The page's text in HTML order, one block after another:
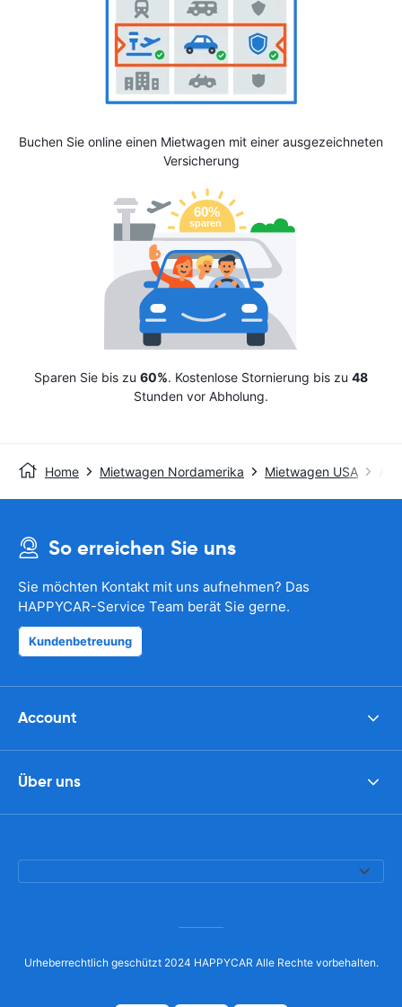
Buchen Sie online einen Mietwagen mit einer ausgezeichneten
Versicherung
Sparen Sie bis zu 60%. Kostenlose Stornierung bis zu 48
Stunden vor Abholung.
Home Mietwagen Nordamerika Mietwagen USA
So erreichen Sie uns
Sie möchten Kontakt mit uns aufnehmen? Das
HAPPYCAR-Service Team berät Sie gerne.
Kundenbetreuung
Account
Über uns
Urheberrechtlich geschützt 2024 HAPPYCAR Alle Rechte vorbehalten.